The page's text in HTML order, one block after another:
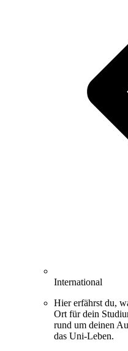
International
Hier erfährst du,
Ort für dein
rund um deinen
das Uni-Leben.